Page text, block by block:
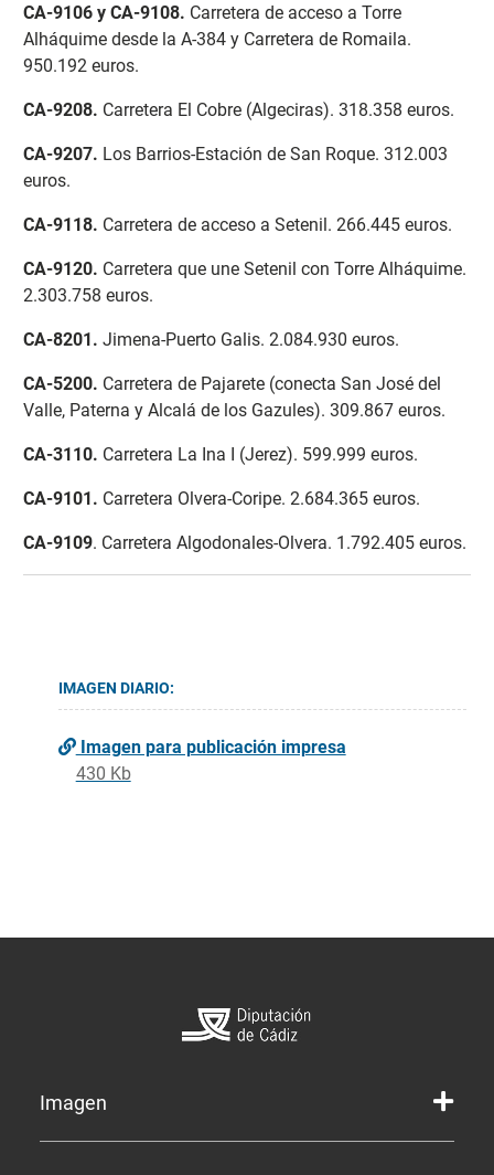
CA-9106 y CA-9108. Carretera de acceso a Torre
Alháquime desde la A-384 y Carretera de Romaila.
950.192 euros.
CA-9208. Carretera El Cobre (Algeciras). 318.358 euros.
CA-9207. Los Barrios-Estación de San Roque. 312.003
euros.
CA-9118. Carretera de acceso a Setenil. 266.445 euros.
CA-9120. Carretera que une Setenil con Torre Alháquime.
2.303.758 euros.
CA-8201. Jimena-Puerto Galis. 2.084.930 euros.
CA-5200. Carretera de Pajarete (conecta San José del
Valle, Paterna y Alcalá de los Gazules). 309.867 euros.
CA-3110. Carretera La Ina I (Jerez). 599.999 euros.
CA-9101. Carretera Olvera-Coripe. 2.684.365 euros.
CA-9109. Carretera Algodonales-Olvera. 1.792.405 euros.
IMAGEN DIARIO:
Imagen para publicación impresa
430 Kb
Imagen